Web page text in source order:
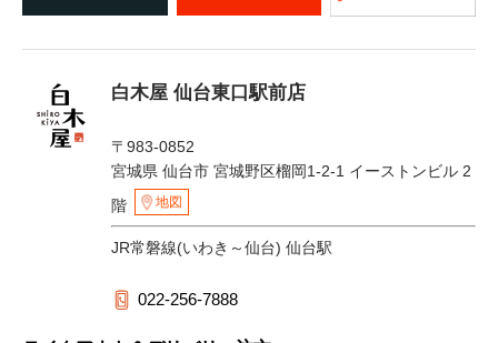
白木屋 仙台東口駅前店
〒983-0852
宮城県 仙台市 宮城野区榴岡1-2-1 イーストンビル 2
階
地図
JR常磐線(いわき～仙台) 仙台駅
022-256-7888